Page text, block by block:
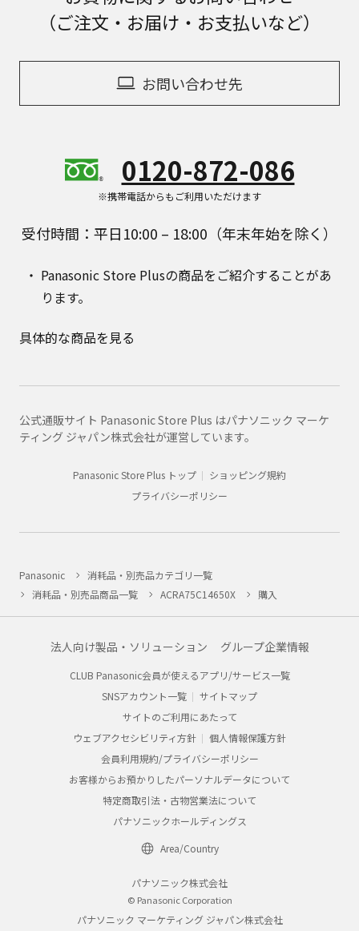
（ご注文・お届け・お支払いなど）
お問い合わせ先
0120-872-086
※携帯電話からもご利用いただけます
受付時間：平日10:00 – 18:00（年末年始を除く）
Panasonic Store Plusの商品をご紹介することがあ
ります。
具体的な商品を見る
公式通販サイト Panasonic Store Plus はパナソニック マーケ
ティング ジャパン株式会社が運営しています。
Panasonic Store Plus トップ
ショッピング規約
プライバシーポリシー
Panasonic
消耗品・別売品カテゴリ一覧
消耗品・別売品商品一覧
ACRA75C14650X 購入
法人向け製品・ソリューション グループ企業情報
CLUB Panasonic会員が使えるアプリ/サービス一覧
SNSアカウント一覧
サイトマップ
サイトのご利用にあたって
ウェブアクセシビリティ方針
個人情報保護方針
会員利用規約/プライバシーポリシー
お客様からお預かりしたパーソナルデータについて
特定商取引法・古物営業法について
パナソニックホールディングス
Area/Country
パナソニック株式会社
© Panasonic Corporation
パナソニック マーケティング ジャパン株式会社